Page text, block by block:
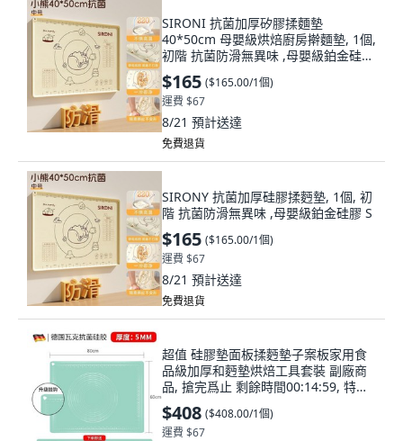
SIRONI 抗菌加厚矽膠揉麵墊
40*50cm 母嬰級烘焙廚房擀麵墊, 1個,
初階 抗菌防滑無異味 ,母嬰級鉑金硅膠
S
$165 ($165.00/1個)
運費 $67
8/21 預計送達
免費退貨
SIRONY 抗菌加厚硅膠揉麪墊, 1個, 初
階 抗菌防滑無異味 ,母嬰級鉑金硅膠 S
$165 ($165.00/1個)
運費 $67
8/21 預計送達
免費退貨
超值 硅膠墊面板揉麪墊子案板家用食
品級加厚和麪墊烘焙工具套裝 副廠商
品, 搶完爲止 剩餘時間00:14:59, 特厚
6MM 40*60cm無, 1個
$408 ($408.00/1個)
運費 $67